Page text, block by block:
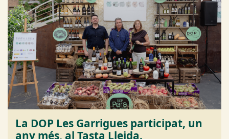
La DOP Les Garrigues participat, un
any més, al Tasta Lleida.